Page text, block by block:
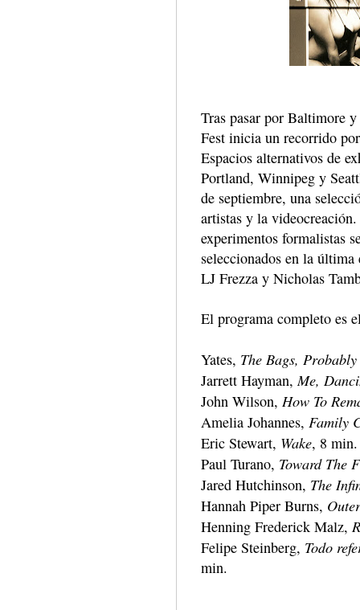
Tras pasar por Baltimore
Fest inicia un recorrido
Espacios alternativos de
Portland, Winnipeg y
de septiembre, una
artistas y la
experimentos formalistas
seleccionados en la
LJ Frezza y Nicholas
El programa completo es
Yates, The Bags, Probably
Jarrett Hayman,Me,
John Wilson, How To
Amelia Johannes, Family
Eric Stewart, Wake, 8 min.
Paul Turano, Toward The
Jared Hutchinson, The
Hannah Piper Burns,
Henning Frederick Malz,
Felipe Steinberg, Todo
min.